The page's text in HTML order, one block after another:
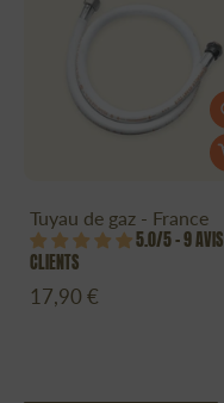
Tuyau de gaz - France
5.0/5 – 9 AVIS
CLIENTS
17,90 €